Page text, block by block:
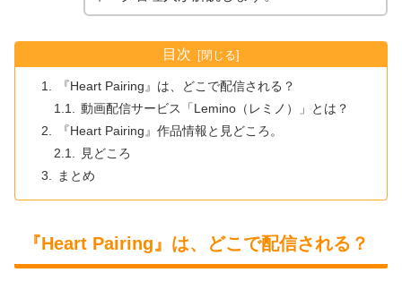
目次
『Heart Pairing』は、どこで配信される？
動画配信サービス「Lemino（レミノ）」とは？
『Heart Pairing』作品情報と見どころ。
見どころ
まとめ
『Heart Pairing』は、どこで配信される？